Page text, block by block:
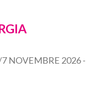
NOVEMBRE 2026 -